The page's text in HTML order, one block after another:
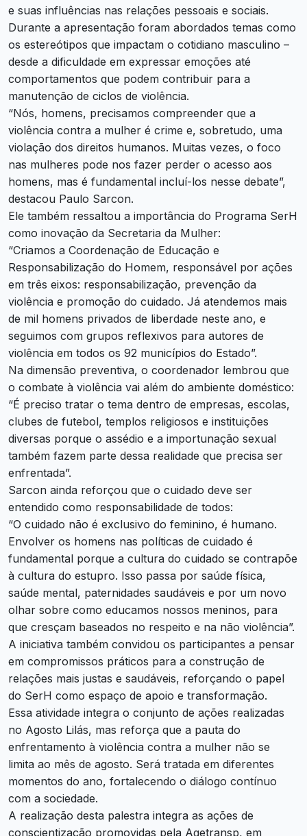
e suas influências nas relações pessoais e sociais.
Durante a apresentação foram abordados temas como
os estereótipos que impactam o cotidiano masculino –
desde a dificuldade em expressar emoções até
comportamentos que podem contribuir para a
manutenção de ciclos de violência.
“Nós, homens, precisamos compreender que a
violência contra a mulher é crime e, sobretudo, uma
violação dos direitos humanos. Muitas vezes, o foco
nas mulheres pode nos fazer perder o acesso aos
homens, mas é fundamental incluí-los nesse debate”,
destacou Paulo Sarcon.
Ele também ressaltou a importância do Programa SerH
como inovação da Secretaria da Mulher:
“Criamos a Coordenação de Educação e
Responsabilização do Homem, responsável por ações
em três eixos: responsabilização, prevenção da
violência e promoção do cuidado. Já atendemos mais
de mil homens privados de liberdade neste ano, e
seguimos com grupos reflexivos para autores de
violência em todos os 92 municípios do Estado”.
Na dimensão preventiva, o coordenador lembrou que
o combate à violência vai além do ambiente doméstico:
“É preciso tratar o tema dentro de empresas, escolas,
clubes de futebol, templos religiosos e instituições
diversas porque o assédio e a importunação sexual
também fazem parte dessa realidade que precisa ser
enfrentada”.
Sarcon ainda reforçou que o cuidado deve ser
entendido como responsabilidade de todos:
“O cuidado não é exclusivo do feminino, é humano.
Envolver os homens nas políticas de cuidado é
fundamental porque a cultura do cuidado se contrapõe
à cultura do estupro. Isso passa por saúde física,
saúde mental, paternidades saudáveis e por um novo
olhar sobre como educamos nossos meninos, para
que cresçam baseados no respeito e na não violência”.
A iniciativa também convidou os participantes a pensar
em compromissos práticos para a construção de
relações mais justas e saudáveis, reforçando o papel
do SerH como espaço de apoio e transformação.
Essa atividade integra o conjunto de ações realizadas
no Agosto Lilás, mas reforça que a pauta do
enfrentamento à violência contra a mulher não se
limita ao mês de agosto. Será tratada em diferentes
momentos do ano, fortalecendo o diálogo contínuo
com a sociedade.
A realização desta palestra integra as ações de
conscientização promovidas pela Agetransp, em